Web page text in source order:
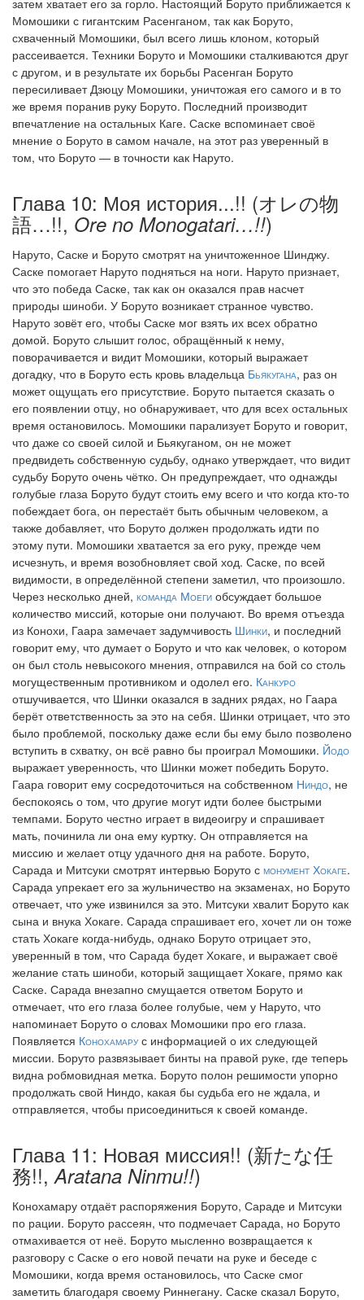
Момошики с гигантским Расенганом, так как Боруто,
схваченный Момошики, был всего лишь клоном, который
рассеивается. Техники Боруто и Момошики сталкиваются друг
с другом, и в результате их борьбы Расенган Боруто
пересиливает Дзюцу Момошики, уничтожая его самого и в то
же время поранив руку Боруто. Последний производит
впечатление на остальных Каге. Саске вспоминает своё
мнение о Боруто в самом начале, на этот раз уверенный в
том, что Боруто — в точности как Наруто.
Глава 10: Моя история...!! (オレの物
語…!!, Ore no Monogatari…!!)
Наруто, Саске и Боруто смотрят на уничтоженное Шинджу.
Саске помогает Наруто подняться на ноги. Наруто признает,
что это победа Саске, так как он оказался прав насчет
природы шиноби. У Боруто возникает странное чувство.
Наруто зовёт его, чтобы Саске мог взять их всех обратно
домой. Боруто слышит голос, обращённый к нему,
поворачивается и видит Момошики, который выражает
догадку, что в Боруто есть кровь владельца Бьякугана, раз он
может ощущать его присутствие. Боруто пытается сказать о
его появлении отцу, но обнаруживает, что для всех остальных
время остановилось. Момошики парализует Боруто и говорит,
что даже со своей силой и Бьякуганом, он не может
предвидеть собственную судьбу, однако утверждает, что видит
судьбу Боруто очень чётко. Он предупреждает, что однажды
голубые глаза Боруто будут стоить ему всего и что когда кто-то
побеждает бога, он перестаёт быть обычным человеком, а
также добавляет, что Боруто должен продолжать идти по
этому пути. Момошики хватается за его руку, прежде чем
исчезнуть, и время возобновляет свой ход. Саске, по всей
видимости, в определённой степени заметил, что произошло.
Через несколько дней, команда Моеги обсуждает большое
количество миссий, которые они получают. Во время отъезда
из Конохи, Гаара замечает задумчивость Шинки, и последний
говорит ему, что думает о Боруто и что как человек, о котором
он был столь невысокого мнения, отправился на бой со столь
могущественным противником и одолел его. Канкуро
отшучивается, что Шинки оказался в задних рядах, но Гаара
берёт ответственность за это на себя. Шинки отрицает, что это
было проблемой, поскольку даже если бы ему было позволено
вступить в схватку, он всё равно бы проиграл Момошики. Йодо
выражает уверенность, что Шинки может победить Боруто.
Гаара говорит ему сосредоточиться на собственном Ниндо, не
беспокоясь о том, что другие могут идти более быстрыми
темпами. Боруто честно играет в видеоигру и спрашивает
мать, починила ли она ему куртку. Он отправляется на
миссию и желает отцу удачного дня на работе. Боруто,
Сарада и Митсуки смотрят интервью Боруто с монумент Хокаге.
Сарада упрекает его за жульничество на экзаменах, но Боруто
отвечает, что уже извинился за это. Митсуки хвалит Боруто как
сына и внука Хокаге. Сарада спрашивает его, хочет ли он тоже
стать Хокаге когда-нибудь, однако Боруто отрицает это,
уверенный в том, что Сарада будет Хокаге, и выражает своё
желание стать шиноби, который защищает Хокаге, прямо как
Саске. Сарада внезапно смущается ответом Боруто и
отмечает, что его глаза более голубые, чем у Наруто, что
напоминает Боруто о словах Момошики про его глаза.
Появляется Конохамарус информацией о их следующей
миссии. Боруто развязывает бинты на правой руке, где теперь
видна робмовидная метка. Боруто полон решимости упорно
продолжать свой Ниндо, какая бы судьба его не ждала, и
отправляется, чтобы присоединиться к своей команде.
Глава 11: Новая миссия!! (新たな任
務!!, Aratana Ninmu!!)
Конохамару отдаёт распоряжения Боруто, Сараде и Митсуки
по рации. Боруто рассеян, что подмечает Сарада, но Боруто
отмахивается от неё. Боруто мысленно возвращается к
разговору с Саске о его новой печати на руке и беседе с
Момошики, когда время остановилось, что Саске смог
заметить благодаря своему Риннегану. Саске сказал Боруто,